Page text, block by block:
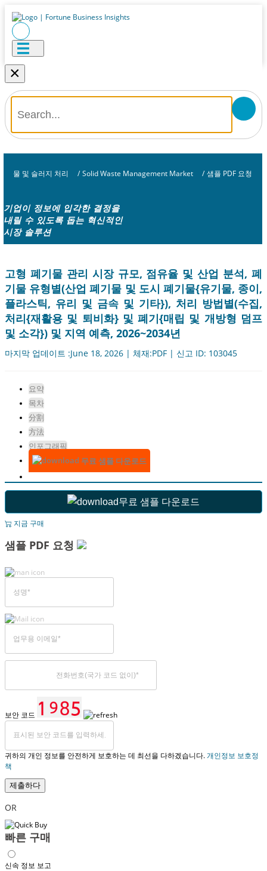
×
물 및 슬러지 처리 / Solid Waste Management Market / 샘플 PDF 요청
기업이 정보에 입각한 결정을
내릴 수 있도록 돕는 혁신적인
시장 솔루션
고형 폐기물 관리 시장 규모, 점유율 및 산업 분석, 폐
기물 유형별(산업 폐기물 및 도시 폐기물{유기물, 종이,
플라스틱, 유리 및 금속 및 기타}), 처리 방법별(수집,
처리{재활용 및 퇴비화} 및 폐기{매립 및 개방형 덤프
및 소각}) 및 지역 예측, 2026~2034년
마지막 업데이트 :June 18, 2026 | 체재:PDF | 신고 ID: 103045
요약
목차
分割
方法
인포그래픽
무료 샘플 다운로드
무료 샘플 다운로드
지금 구매
샘플 PDF 요청
보안 코드
귀하의 개인 정보를 안전하게 보호하는 데 최선을 다하겠습니다.개인정보 보호정
책
제출하다
OR
빠른 구매
신속 정보 보고